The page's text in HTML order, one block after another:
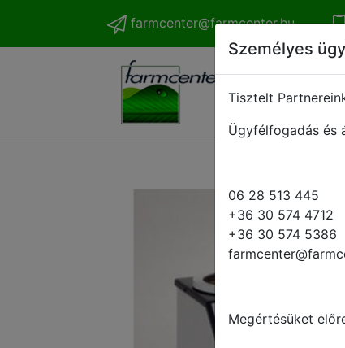
farmcenter@farmcenter.hu
Személyes
Tisztelt
Ügyfélfogadás és
06 28 513 445
+36 30 574 4712
+36 30 574 5386
Megértésüket